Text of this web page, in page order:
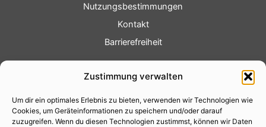
Zustimmung verwalten
Um dir ein optimales Erlebnis zu bieten, verwenden wir Technologien wie
Cookies, um Geräteinformationen zu speichern und/oder darauf
zuzugreifen. Wenn du diesen Technologien zustimmst, können wir Daten
Nutzungsbestimmungen
Kontakt
Barrierefreiheit
Fotoservice
Videoservice
Werbung